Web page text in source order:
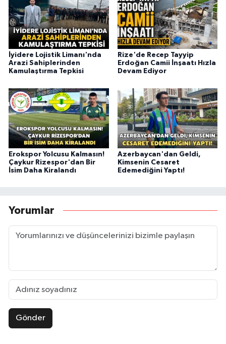
İyidere Lojistik Limanı'nda
Arazi Sahiplerinden
Kamulaştırma Tepkisi
Rize'de Recep Tayyip
Erdoğan Camii İnşaatı Hızla
Devam Ediyor
Erokspor Yolcusu Kalmasın!
Çaykur Rizespor'dan Bir
İsim Daha Kiralandı
Azerbaycan'dan Geldi,
Kimsenin Cesaret
Edemediğini Yaptı!
Yorumlar
Gönder